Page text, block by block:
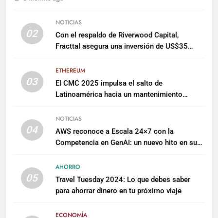
02
NOTICIAS
Con el respaldo de Riverwood Capital,
Fracttal asegura una inversión de US$35
03
ETHEREUM
El CMC 2025 impulsa el salto de
Latinoamérica hacia un mantenimiento
04
NOTICIAS
AWS reconoce a Escala 24×7 con la
Competencia en GenAI: un nuevo hito en su
05
AHORRO
Travel Tuesday 2024: Lo que debes saber
para ahorrar dinero en tu próximo viaje
ECONOMÍA